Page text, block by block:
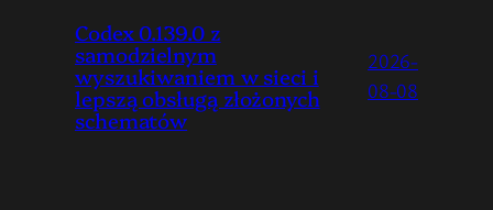
Codex 0.139.0 z
samodzielnym
wyszukiwaniem w sieci i
lepszą obsługą złożonych
schematów
2026-
08-08